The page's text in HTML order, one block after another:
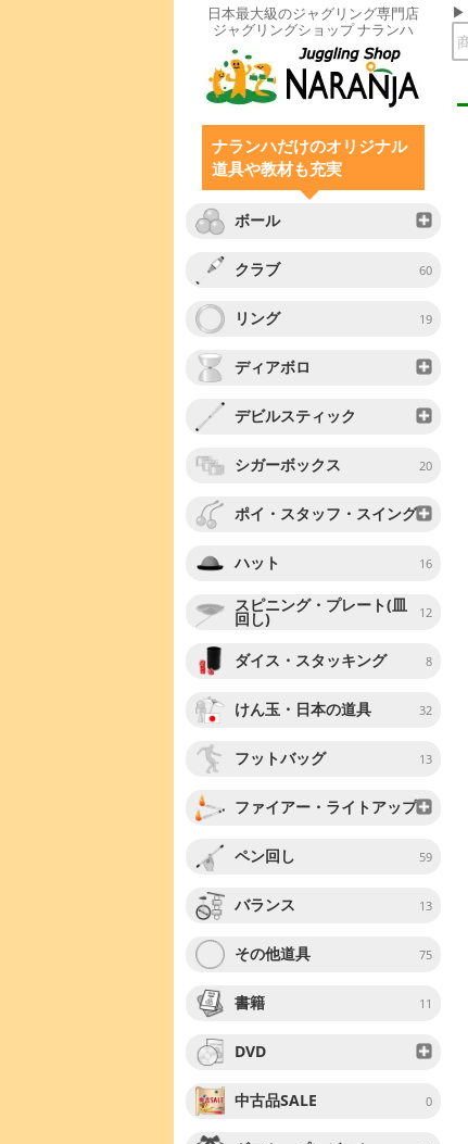
日本最大級のジャグリング専門店
ジャグリングショップ ナランハ
ナランハだけのオリジナル
道具や教材も充実
ボール
クラブ 60
リング 19
ディアボロ
デビルスティック
シガーボックス 20
ポイ・スタッフ・スイング
ハット 16
スピニング・プレート(皿
回し) 12
ダイス・スタッキング 8
けん玉・日本の道具 32
フットバッグ 13
ファイアー・ライトアップ
ペン回し 59
バランス 13
その他道具 75
書籍 11
DVD
中古品SALE 0